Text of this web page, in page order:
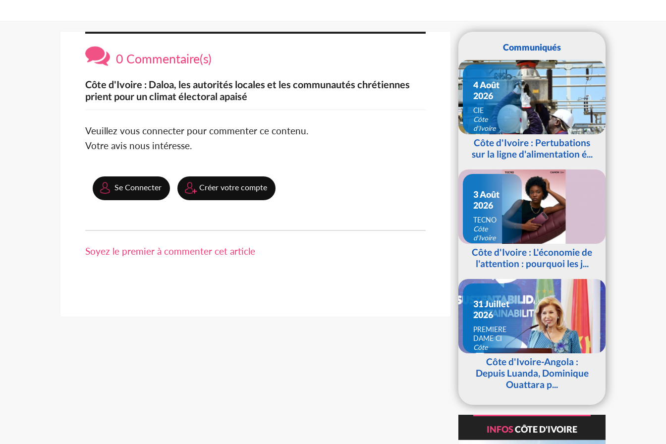
0 Commentaire(s)
Côte d'Ivoire : Daloa, les autorités locales et les communautés chrétiennes
prient pour un climat électoral apaisé
Veuillez vous connecter pour commenter ce contenu.
Votre avis nous intéresse.
Se Connecter Créer votre compte
Soyez le premier à commenter cet article
Communiqués
4 Août
2026
CIE
Côte
d'Ivoire
Côte d'Ivoire : Pertubations
sur la ligne d'alimentation é...
3 Août
2026
TECNO
Côte
d'Ivoire
Côte d'Ivoire : L'économie de
l'attention : pourquoi les j...
31 Juillet
2026
PREMIERE
DAME CI
Côte
d'IvoireCôte d'Ivoire-Angola :
Depuis Luanda, Dominique
Ouattara p...
INFOSCÔTE D'IVOIRE